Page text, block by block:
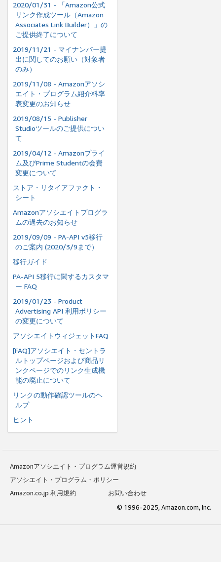
2020/01/31 - 「Amazon公式
リンク作成ツール（Amazon
Associates Link Builder）」の
ご提供終了について
2019/11/21 - マイナンバー提
出に関してのお願い（対象者
のみ）
2019/11/08 - Amazonアソシ
エイト・プログラム紹介料率
表変更のお知らせ
2019/08/15 - Publisher
Studioツールのご提供につい
て
2019/04/12 - Amazonプライ
ム及びPrime Studentの会費
変更について
ストア・リタイアファクト・
シート
Amazonアソシエイトプログラ
ムの過去のお知らせ
2019/09/09 - PA-API v5移行
のご案内 (2020/3/9まで）
移行ガイド
PA-API 5移行に関するカスタマ
ー FAQ
2019/01/23 - Product
Advertising API 利用ポリシー
の変更について
アソシエイトウィジェットFAQ
[FAQ]アソシエイト・セントラ
ルトップページおよび商品リ
ンクページでのリンク生成機
能の廃止について
リンクの動作確認ツールのヘ
ルプ
ヒント
Amazonアソシエイト・プログラム運営規約
アソシエイト・プログラム・ポリシー
Amazon.co.jp 利用規約
お問い合わせ
© 1996-2025, Amazon.com, Inc.